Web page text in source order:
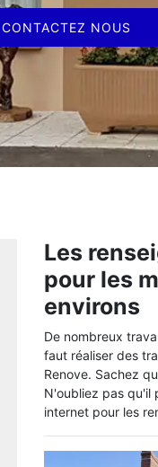
CONTACTEZ NOUS
Les
pour les
environs
De nombreux
faut réaliser des
Renove. Sachez
N'oubliez pas qu'il
internet pour les